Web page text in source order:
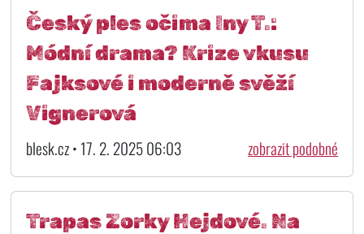
Český ples očima Iny T.:
Módní drama? Krize vkusu
Fajksové i moderně svěží
Vignerová
blesk.cz • 17. 2. 2025 06:03 zobrazit podobné
Trapas Zorky Hejdové. Na